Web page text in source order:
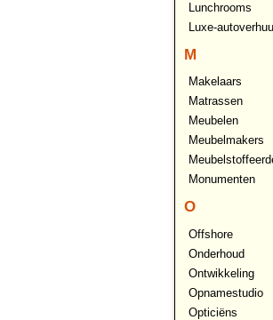
Lunchrooms
Luxe-
M
Makelaars
Matrassen
Meubelen
Meubelmakers
Monumenten
O
Offshore
Onderhoud
Ontwikkeling
Opnamestudio
Opticiëns